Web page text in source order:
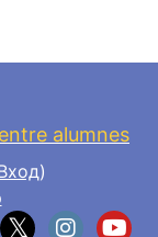
alumnes
)